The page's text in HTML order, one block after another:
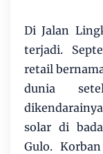
Di Jalan
terjadi.
retail
dunia
solar di
Gulo.